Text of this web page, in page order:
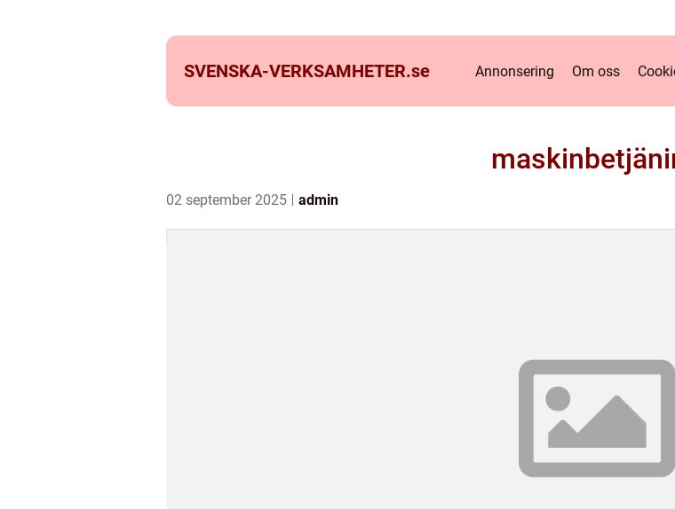
SVENSKA-VERKSAMHETER.se Annonsering Om oss
02 september 2025 admin